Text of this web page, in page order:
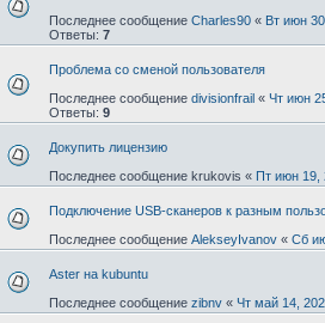
Последнее сообщение Charles90 « Вт июн
Ответы: 7
Проблема со сменой пользователя
Последнее сообщение divisionfrail « Чт июн
Ответы: 9
Докупить лицензию
Последнее сообщение krukovis « Пт июн 19,
Подключение USB-сканеров к разным
Последнее сообщение AlekseyIvanov « Сб
Aster на kubuntu
Последнее сообщение zibnv « Чт май 14,